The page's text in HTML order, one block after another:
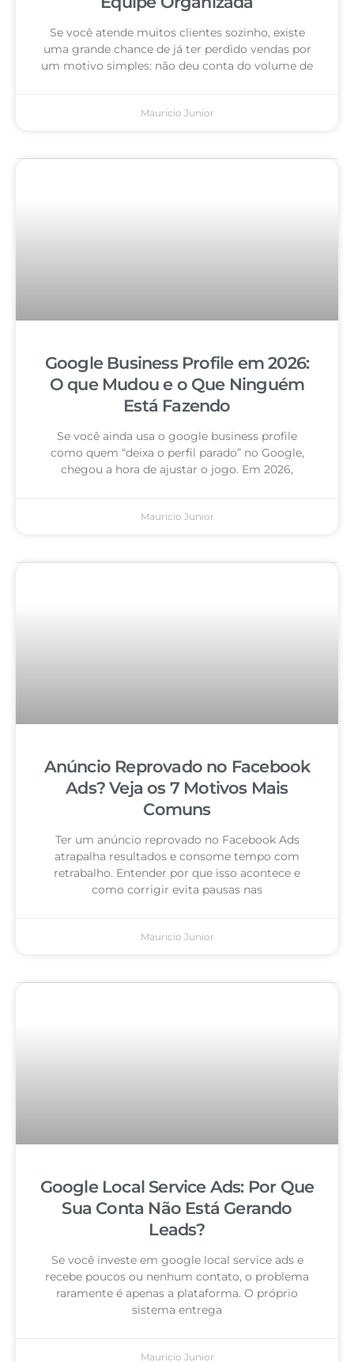
Se você atende muitos clientes sozinho, existe
uma grande chance de já ter perdido vendas por
um motivo simples: não deu conta do volume de
Mauricio Junior
Google Business Profile em 2026:
O que Mudou e o Que Ninguém
Está Fazendo
Se você ainda usa o google business profile
como quem “deixa o perfil parado” no Google,
chegou a hora de ajustar o jogo. Em 2026,
Mauricio Junior
Anúncio Reprovado no Facebook
Ads? Veja os 7 Motivos Mais
Comuns
Ter um anúncio reprovado no Facebook Ads
atrapalha resultados e consome tempo com
retrabalho. Entender por que isso acontece e
como corrigir evita pausas nas
Mauricio Junior
Google Local Service Ads: Por Que
Sua Conta Não Está Gerando
Leads?
Se você investe em google local service ads e
recebe poucos ou nenhum contato, o problema
raramente é apenas a plataforma. O próprio
sistema entrega
Mauricio Junior